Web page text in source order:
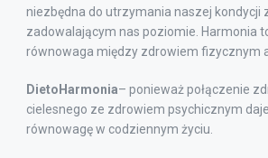
niezbędna do utrzymania naszej kondycji
zadowalającym nas poziomie. Harmonia
równowaga między zdrowiem fizycznym
DietoHarmonia– ponieważ połączenie
cielesnego ze zdrowiem psychicznym
równowagę w codziennym życiu.